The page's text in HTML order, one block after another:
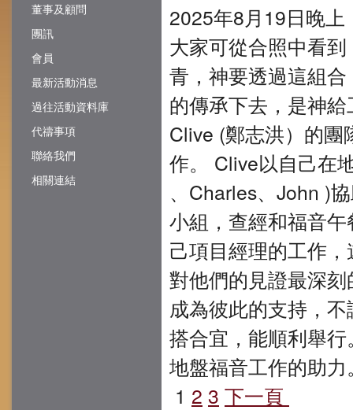
董事及顧問
團訊
會員
最新活動消息
過往活動資料庫
代禱事項
聯絡我們
相關連結
2025年8月19日晚
大家可從合照中看
青，神要透過這組
的傳𠄘下去，是神
Clive (鄭志洪）的
作。 Clive以自己在
、Charles、John )
小組，查經和福音
己項目經理的工作
對他們的見證最深
成為彼此的支持，
搭合宜，能順利舉
地盤福音工作的助
1 2 3 下一頁